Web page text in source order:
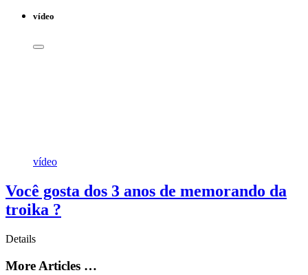
vídeo
vídeo
Você gosta dos 3 anos de memorando da
troika ?
Details
More Articles …